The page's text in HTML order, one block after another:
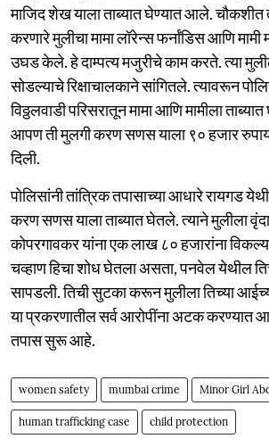
माजिद शेख याला ताब्यात घेण्यात आले.
करणारे मुलीचा मामा लॉरेन्स फर्नांडिस आणि
उघड केले. हे दाम्पत्य मजुरीचे काम करते. त्या
सोडल्याचे रिक्षाचालकाने सांगितले. त्यावरून
विठ्ठलवाडी परिसरातून मामा आणि मामीला
आपण ती मुलगी करण सणस याला ९० हजार
दिली.
पोलिसांनी तांत्रिक तपासाच्या आधारे रायगड
करण सणस याला ताब्यात घेतले. त्याने मुलीला
कोपरगावकर यांना एक लाख ८० हजारांना
चव्हाण हिचा शोध घेतला असता, पनवेल येथील
सापडली. तिची सुटका करून मुलीला तिच्या
या प्रकरणातील सर्व आरोपींना अटक
तपास सुरू आहे.
women safety mumbai crime Minor Girl
human trafficking case child protection